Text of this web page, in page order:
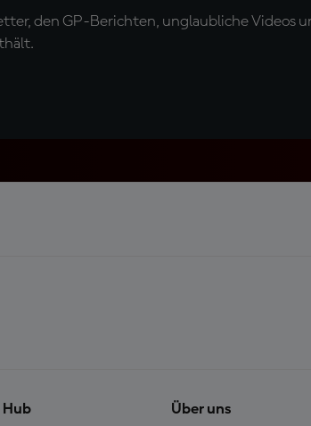
den GP-Berichten, unglaubliche Videos
Hub Über uns